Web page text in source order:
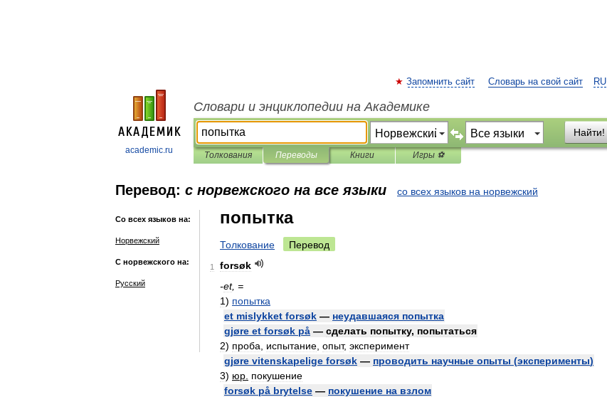
academic.ru
RU
Запомнить сайт Словарь на свой сайт
Словари и энциклопедии на Академике
Найти!
Толкования Переводы Книги Игры ⚽
Перевод: с норвежского на все языки со всех языков на норвежский
Со всех языков на:
Норвежский
С норвежского на:
Русский
попытка
Толкование Перевод
1
forsøk
-et, =
1) попытка
et mislykket forsøk — неудавшаяся попытка
gjøre et forsøk på — сделать попытку, попытаться
2) проба испытание опыт, эксперимент
gjøre vitenskapelige forsøk — проводить научные опыты (эксперименты)
3) юр покушение
forsøk på brytelse — покушение на взлом